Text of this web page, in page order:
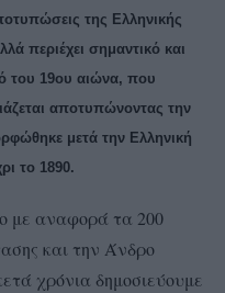
της Ελληνικής
περιέχει σημαντικό και
του 19ου αιώνα, που
αποτυπώνοντας την
μετά την Ελληνική
το 1890.
με αναφορά τα 200
και την Άνδρο
χρόνια δημοσιεύουμε